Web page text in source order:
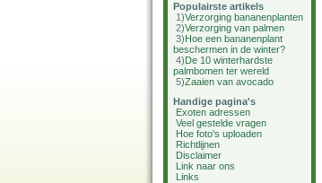
Populairste artikels
1)Verzorging bananenplanten
2)Verzorging van palmen
3)Hoe een bananenplant
beschermen in de winter?
4)De 10 winterhardste
palmbomen ter wereld
5)Zaaien van avocado
Handige pagina's
Exoten adressen
Veel gestelde vragen
Hoe foto's uploaden
Richtlijnen
Disclaimer
Link naar ons
Links